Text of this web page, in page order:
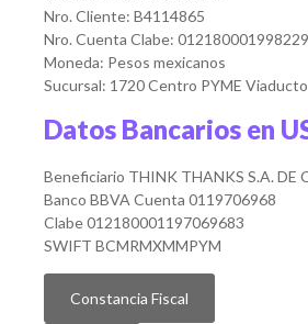
Nro. Cliente: B4114865
Nro. Cuenta Clabe:
Moneda: Pesos mexicanos
Sucursal: 1720 Centro PYME Viaducto
Datos Bancarios en
Beneficiario THINK THANKS S.A. DE
Banco BBVA Cuenta 0119706968
Clabe 012180001197069683
SWIFT BCMRMXMMPYM
Constancia Fiscal